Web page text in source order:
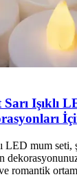
Işıklı
LED mum seti,
romantik